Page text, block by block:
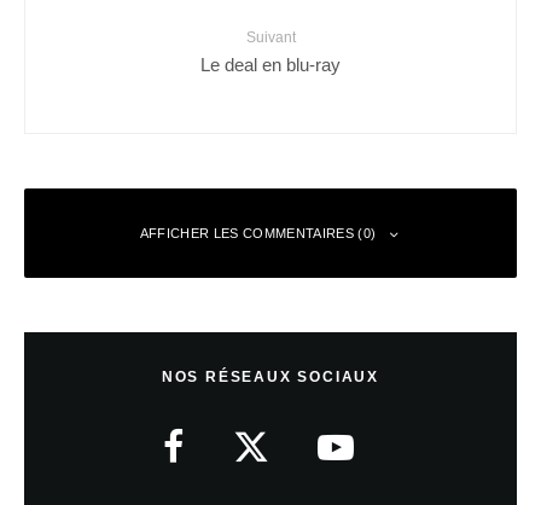
Suivant
Le deal en blu-ray
AFFICHER LES COMMENTAIRES (0)
NOS RÉSEAUX SOCIAUX